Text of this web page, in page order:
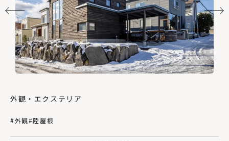
外観・エクステリア
#外観#陸屋根